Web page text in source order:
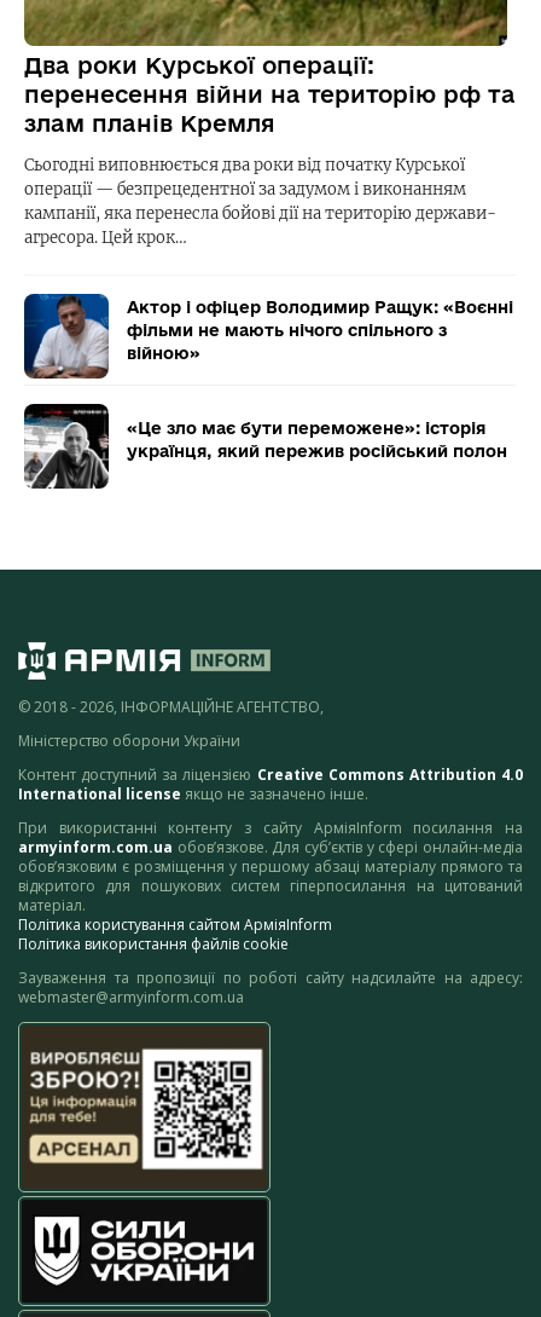
Два роки Курської операції:
перенесення війни на територію рф та
злам планів Кремля
Сьогодні виповнюється два роки від початку Курської
операції — безпрецедентної за задумом і виконанням
кампанії, яка перенесла бойові дії на територію держави-
агресора. Цей крок…
Актор і офіцер Володимир Ращук: «Воєнні
фільми не мають нічого спільного з
війною»
«Це зло має бути переможене»: історія
українця, який пережив російський полон
© 2018 - 2026, ІНФОРМАЦІЙНЕ АГЕНТСТВО,
Міністерство оборони України
Контент доступний за ліцензією Creative Commons Attribution 4.0
International license якщо не зазначено інше.
При використанні контенту з сайту АрміяInform посилання на
armyinform.com.ua обов’язкове. Для суб’єктів у сфері онлайн-медіа
обов’язковим є розміщення у першому абзаці матеріалу прямого та
відкритого для пошукових систем гіперпосилання на цитований
матеріал.
Політика користування сайтом АрміяInform
Політика використання файлів cookie
Зауваження та пропозиції по роботі сайту надсилайте на адресу:
webmaster@armyinform.com.ua